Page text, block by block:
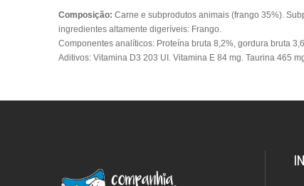
Composição: Carne e subprodutos animais (frango 35%).
ingredientes altamente digeríveis: Frango.
Componentes analíticos: Proteína bruta 8,2%, gordura bruta
Aditivos: Vitamina D3 203 UI. Vitamina E 84 mg. Taurina 465